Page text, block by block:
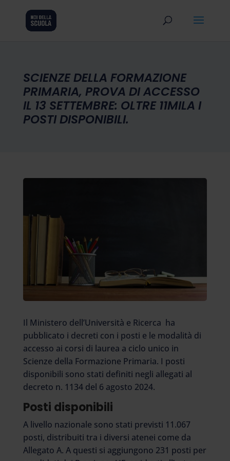
SCIENZE DELLA FORMAZIONE
PRIMARIA, PROVA DI ACCESSO
IL 13 SETTEMBRE: OLTRE 11MILA I
POSTI DISPONIBILI.
Il Ministero dell’Università e Ricerca ha
pubblicato i decreti con i posti e le modalità di
accesso ai corsi di laurea a ciclo unico in
Scienze della Formazione Primaria. I posti
disponibili sono stati definiti negli allegati al
decreto n. 1134 del 6 agosto 2024.
Posti disponibili
A livello nazionale sono stati previsti 11.067
posti, distribuiti tra i diversi atenei come da
Allegato A. A questi si aggiungono 231 posti per